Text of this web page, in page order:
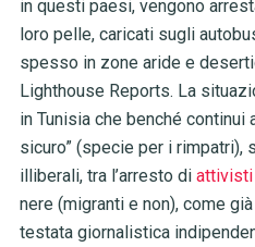
in questi paesi, vengono
loro pelle, caricati sugli
spesso in zone aride e
Lighthouse Reports. La
in Tunisia che benché continui
sicuro” (specie per i
illiberali, tra l’arresto di attivisti
nere (migranti e non), come
testata giornalistica